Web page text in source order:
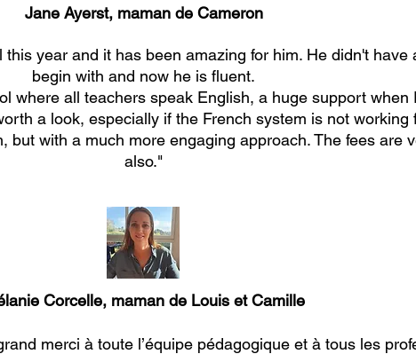
Jane Ayerst, maman de Cameron
year and it has been amazing for him. He didn't have
begin with and now he is fluent.
where all teachers speak English, a huge support when
a look, especially if the French system is not working
but with a much more engaging approach. The fees are
also."
Corcelle, maman de Louis et Camille
merci à toute l’équipe pédagogique et à tous les